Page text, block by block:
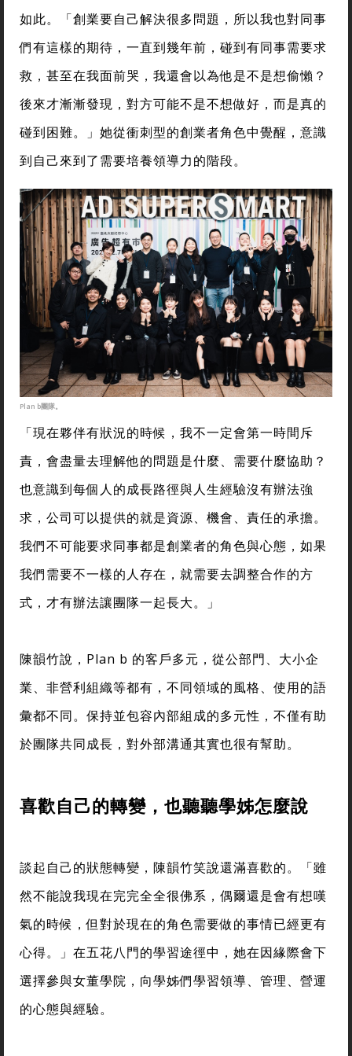
如此。「創業要自己解決很多問題，所以我也對同事
們有這樣的期待，一直到幾年前，碰到有同事需要求
救，甚至在我面前哭，我還會以為他是不是想偷懶？
後來才漸漸發現，對方可能不是不想做好，而是真的
碰到困難。」她從衝刺型的創業者角色中覺醒，意識
到自己來到了需要培養領導力的階段。
Plan b團隊。
「現在夥伴有狀況的時候，我不一定會第一時間斥
責，會盡量去理解他的問題是什麼、需要什麼協助？
也意識到每個人的成長路徑與人生經驗沒有辦法強
求，公司可以提供的就是資源、機會、責任的承擔。
我們不可能要求同事都是創業者的角色與心態，如果
我們需要不一樣的人存在，就需要去調整合作的方
式，才有辦法讓團隊一起長大。」
陳韻竹說，Plan b 的客戶多元，從公部門、大小企
業、非營利組織等都有，不同領域的風格、使用的語
彙都不同。保持並包容內部組成的多元性，不僅有助
於團隊共同成長，對外部溝通其實也很有幫助。
喜歡自己的轉變，也聽聽學姊怎麼說
談起自己的狀態轉變，陳韻竹笑說還滿喜歡的。「雖
然不能說我現在完完全全很佛系，偶爾還是會有想嘆
氣的時候，但對於現在的角色需要做的事情已經更有
心得。」在五花八門的學習途徑中，她在因緣際會下
選擇參與女董學院，向學姊們學習領導、管理、營運
的心態與經驗。